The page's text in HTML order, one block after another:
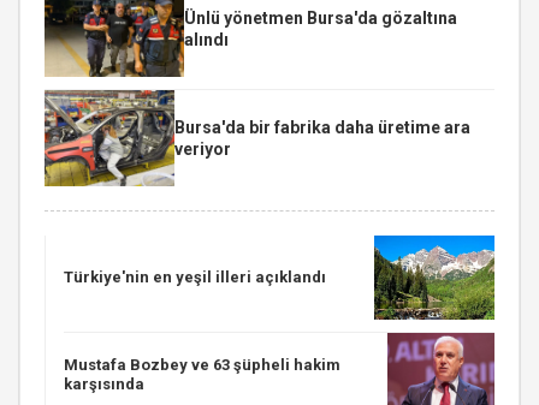
Ünlü yönetmen Bursa'da gözaltına
alındı
Bursa'da bir fabrika daha üretime ara
veriyor
Türkiye'nin en yeşil illeri açıklandı
Mustafa Bozbey ve 63 şüpheli hakim
karşısında